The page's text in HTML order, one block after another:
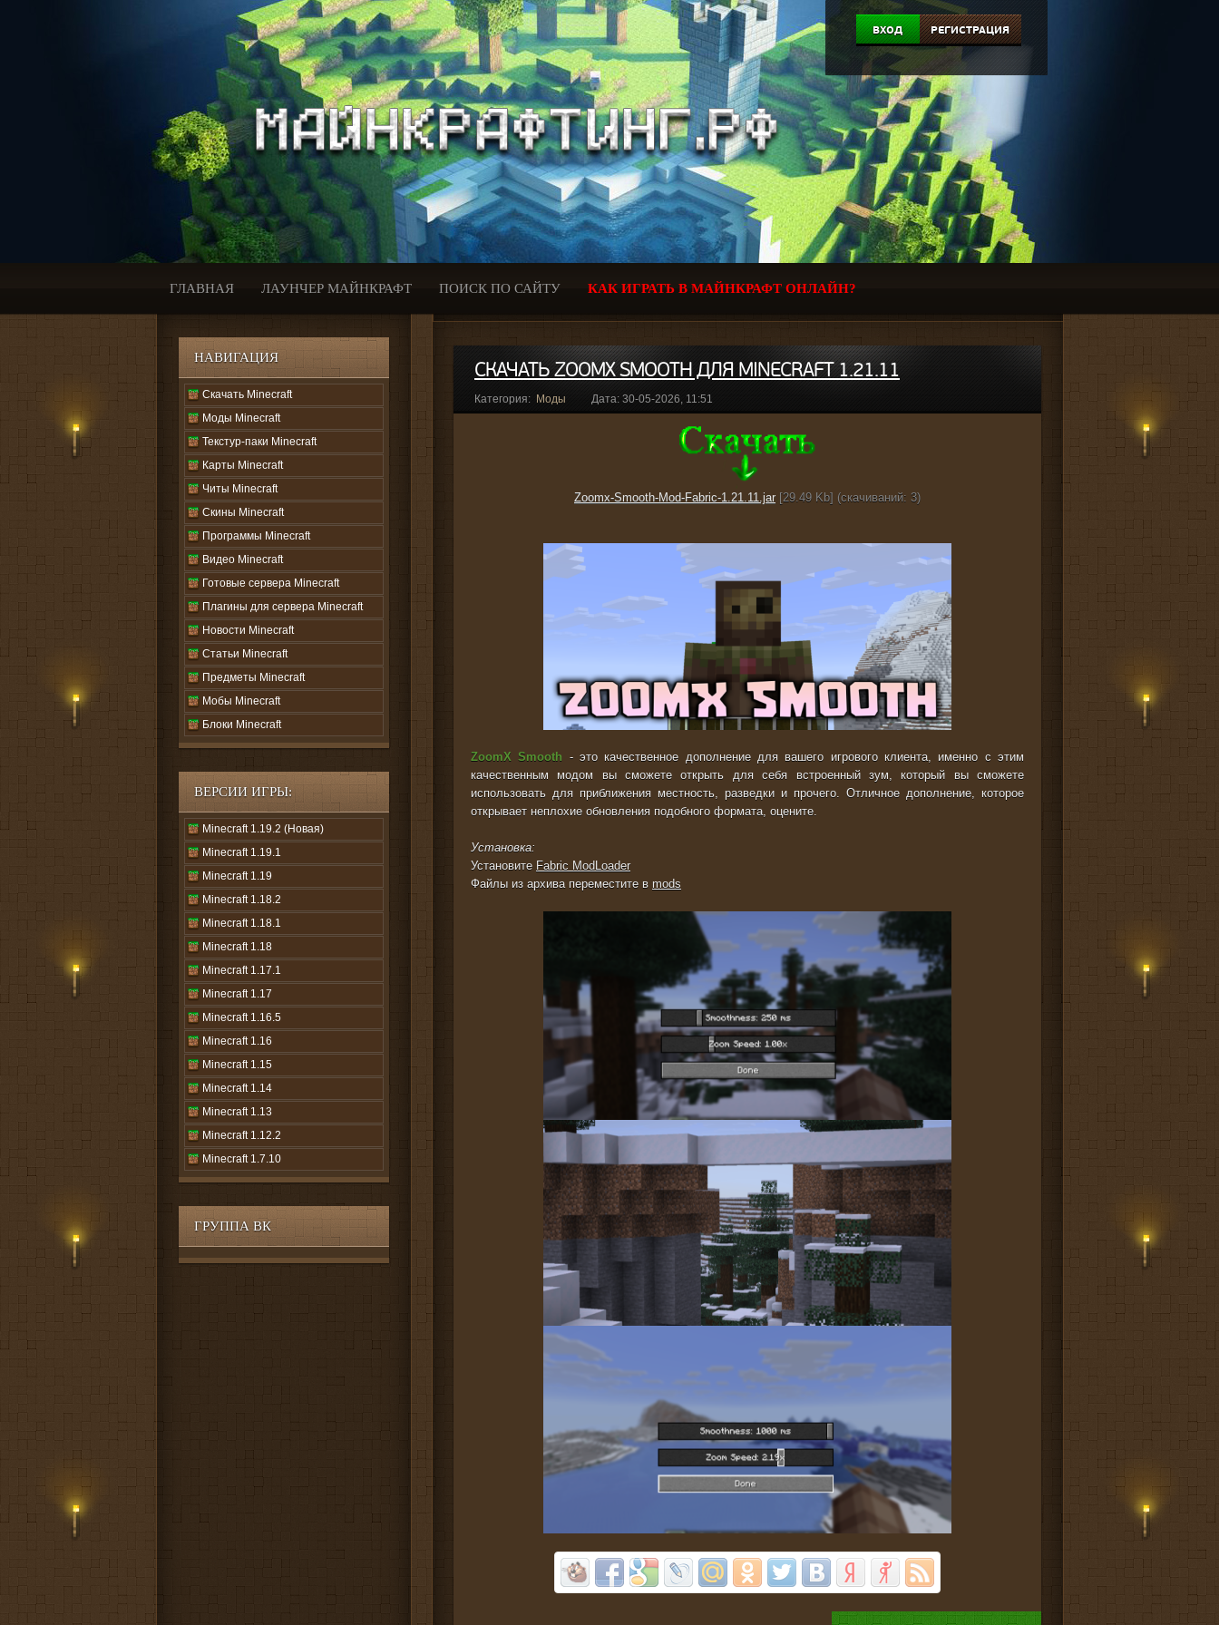
ВХОД РЕГИСТРАЦИЯ
ГЛАВНАЯ ЛАУНЧЕР МАЙНКРАФТ ПОИСК ПО САЙТУ КАК ИГРАТЬ В МАЙНКРАФТ ОНЛАЙН?
НАВИГАЦИЯ
Скачать Minecraft
Моды Minecraft
Текстур-паки Minecraft
Карты Minecraft
Читы Minecraft
Скины Minecraft
Программы Minecraft
Видео Minecraft
Готовые сервера Minecraft
Плагины для сервера Minecraft
Новости Minecraft
Статьи Minecraft
Предметы Minecraft
Мобы Minecraft
Блоки Minecraft
ВЕРСИИ ИГРЫ:
Minecraft 1.19.2 (Новая)
Minecraft 1.19.1
Minecraft 1.19
Minecraft 1.18.2
Minecraft 1.18.1
Minecraft 1.18
Minecraft 1.17.1
Minecraft 1.17
Minecraft 1.16.5
Minecraft 1.16
Minecraft 1.15
Minecraft 1.14
Minecraft 1.13
Minecraft 1.12.2
Minecraft 1.7.10
ГРУППА ВК
СКАЧАТЬ ZOOMX SMOOTH ДЛЯ MINECRAFT 1.21.11
Категория: Моды Дата: 30-05-2026, 11:51
Zoomx-Smooth-Mod-Fabric-1.21.11.jar [29.49 Kb] (cкачиваний: 3)
ZoomX Smooth - это качественное дополнение для вашего игрового клиента, именно с этим
качественным модом вы сможете открыть для себя встроенный зум, который вы сможете
использовать для приближения местность, разведки и прочего. Отличное дополнение, которое
открывает неплохие обновления подобного формата, оцените.
Установка:
Установите Fabric ModLoader
Файлы из архива переместите в mods